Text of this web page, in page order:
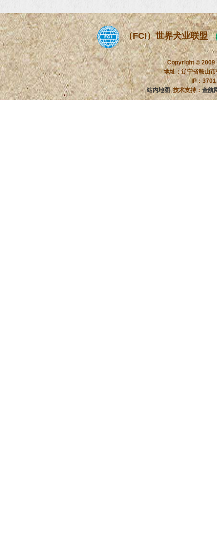
（FCI）世界犬业联盟
Copyright ©
地址：辽宁省鞍
IP：
站内地图技术支持：金航